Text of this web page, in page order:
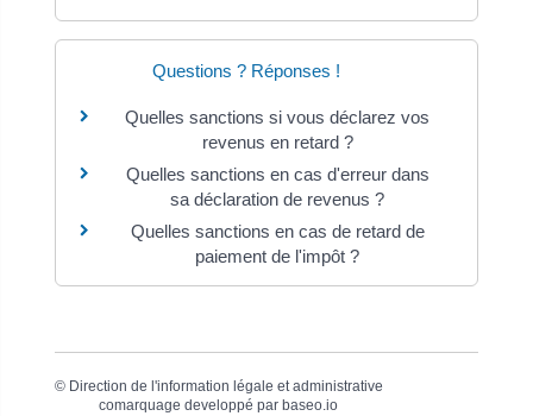
Questions ? Réponses !
Quelles sanctions si vous déclarez vos
revenus en retard ?
Quelles sanctions en cas d'erreur dans
sa déclaration de revenus ?
Quelles sanctions en cas de retard de
paiement de l'impôt ?
© Direction de l'information légale et administrative
comarquage developpé parbaseo.io